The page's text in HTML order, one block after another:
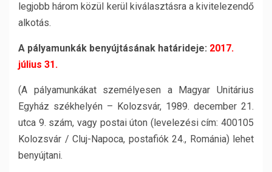
legjobb három közül kerül kiválasztásra a kivitelezendő
alkotás.
A pályamunkák benyújtásának határideje: 2017.
július 31.
(A pályamunkákat személyesen a Magyar Unitárius
Egyház székhelyén – Kolozsvár, 1989. december 21.
utca 9. szám, vagy postai úton (levelezési cím: 400105
Kolozsvár / Cluj-Napoca, postafiók 24., Románia) lehet
benyújtani.